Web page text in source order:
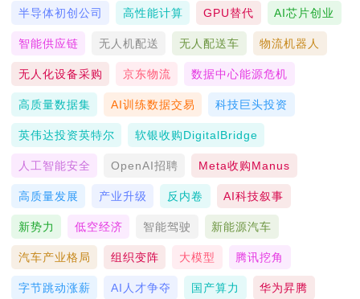
半导体初创公司 高性能计算 GPU替代 AI芯片创业
智能供应链 无人机配送 无人配送车 物流机器人
无人化设备采购 京东物流 数据中心能源危机
高质量数据集 AI训练数据交易 科技巨头投资
英伟达投资英特尔 软银收购DigitalBridge
人工智能安全 OpenAI招聘 Meta收购Manus
高质量发展 产业升级 反内卷 AI科技叙事
新势力 低空经济 智能驾驶 新能源汽车
汽车产业格局 组织变阵 大模型 腾讯挖角
字节跳动涨薪 AI人才争夺 国产算力 华为昇腾